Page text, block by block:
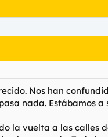
Nos han
nada. Estábamos a
la vuelta a las